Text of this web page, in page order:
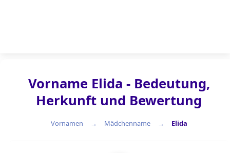
Vorname Elida - Bedeutung,
Herkunft und Bewertung
Vornamen Mädchenname Elida